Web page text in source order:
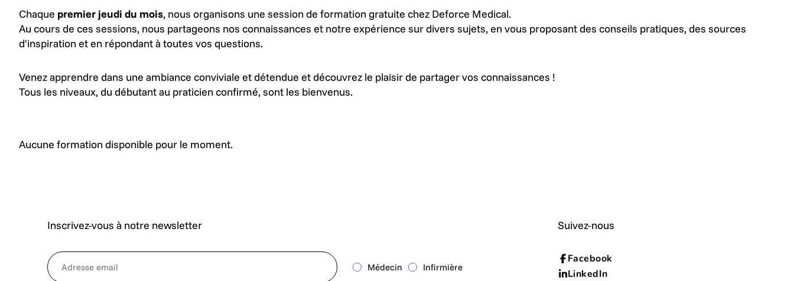
Chaque premier jeudi du mois, nous organisons une session de formation gratuite chez Deforce Medical.
Au cours de ces sessions, nous partageons nos connaissances et notre expérience sur divers sujets, en vous proposant des conseils pratiques, des sources
d'inspiration et en répondant à toutes vos questions.
Venez apprendre dans une ambiance conviviale et détendue et découvrez le plaisir de partager vos connaissances !
Tous les niveaux, du débutant au praticien confirmé, sont les bienvenus.
Aucune formation disponible pour le moment.
Inscrivez-vous à notre newsletter
NewsletterEmail
Médecin Infirmière
Suivez-nous
Facebook
LinkedIn